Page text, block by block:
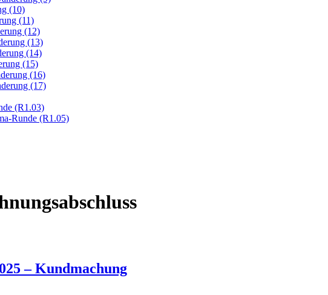
(10)
(11)
(12)
(13)
(14)
(15)
(16)
(17)
(R1.03)
Runde (R1.05)
– Kundmachung